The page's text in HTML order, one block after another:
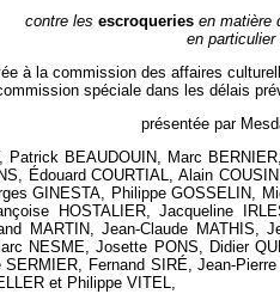
contre les escroqueries en matière
en particulier
à la commission des affaires
spéciale dans les délais
présentée par
Patrick BEAUDOUIN, Marc
Édouard COURTIAL, Alain
GINESTA, Philippe GOSSELIN,
HOSTALIER, Jacqueline
MARTIN, Jean-Claude MATHIS,
NESME, Josette PONS, Didier
Fernand SIRÉ, Jean-
et Philippe VITEL,